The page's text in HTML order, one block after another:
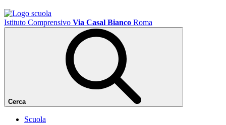
Istituto Comprensivo Via Casal Bianco Roma
Cerca
Scuola